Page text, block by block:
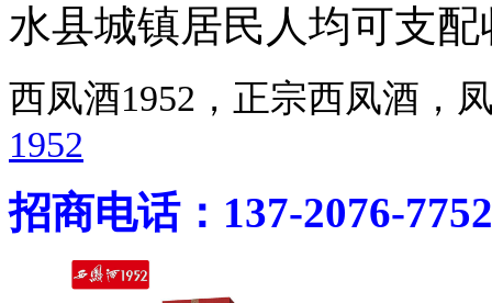
水县城镇居民人均可支配
西凤酒1952，正宗西凤酒
1952
招商电话：137-2076-7752